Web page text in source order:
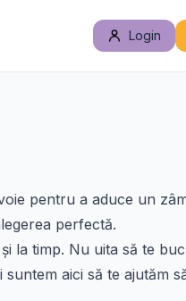
Login
pentru a aduce un
perfectă.
la timp. Nu uita să te
aici să te ajutăm